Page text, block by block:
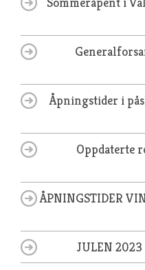
Åpningstider i
Oppdaterte
ÅPNINGSTIDER
JULEN 2023